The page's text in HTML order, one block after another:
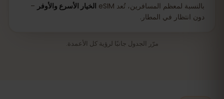
بالنسبة لمعظم المسافرين، تُعد eSIM الخيار الأسرع والأوفر –
دون انتظار في المطار.
مرّر الجدول جانبًا لرؤية كل الأعمدة.